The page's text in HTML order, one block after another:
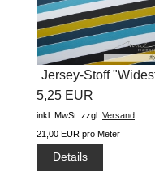
Jersey-Stoff
5,25 EUR
inkl. MwSt. zzgl. Versand
21,00 EUR pro Meter
Details